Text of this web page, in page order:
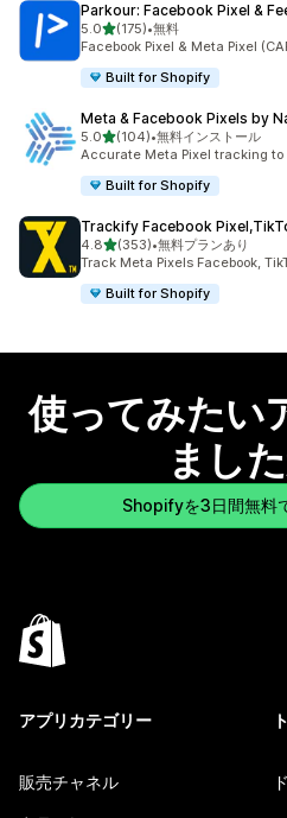
Parkour: Facebook Pixel &
5.05つ星中
(175)
合計レビュー数：175件
•無料
Facebook Pixel & Meta Pixel
Built for Shopify
Meta & Facebook Pixels by
5.05つ星中
(104)
合計レビュー数：104件
•無料インストール
Accurate Meta Pixel tracking to
Built for Shopify
Trackify Facebook
4.85つ星中
(353)
合計レビュー数：353件
•無料プランあり
Track Meta Pixels Facebook,
Built for Shopify
使ってみたい
まし
Shopifyを3日間無料
アプリカテゴリー
販売チャネル